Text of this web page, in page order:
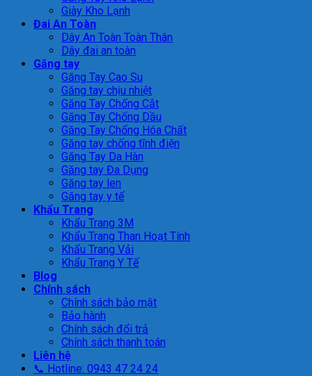
Giày Kho Lạnh
Đai An Toàn
Dây An Toàn Toàn Thân
Dây đai an toàn
Găng tay
Găng Tay Cao Su
Găng tay chịu nhiệt
Găng Tay Chống Cắt
Găng Tay Chống Dầu
Găng Tay Chống Hóa Chất
Găng tay chống tĩnh điện
Găng Tay Da Hàn
Găng tay Đa Dụng
Găng tay len
Găng tay y tế
Khẩu Trang
Khẩu Trang 3M
Khẩu Trang Than Hoạt Tính
Khẩu Trang Vải
Khẩu Trang Y Tế
Blog
Chính sách
Chính sách bảo mật
Bảo hành
Chính sách đổi trả
Chính sách thanh toán
Liên hệ
📞 Hotline: 0943 47 24 24